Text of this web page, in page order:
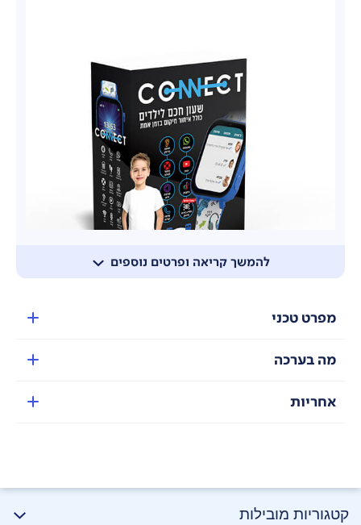
להמשך קריאה ופרטים נוספים
מפרט טכני
מה בערכה
אחריות
קטגוריות מובילות